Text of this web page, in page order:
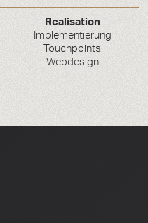
Realisation
Implementierung
Touchpoints
Webdesign